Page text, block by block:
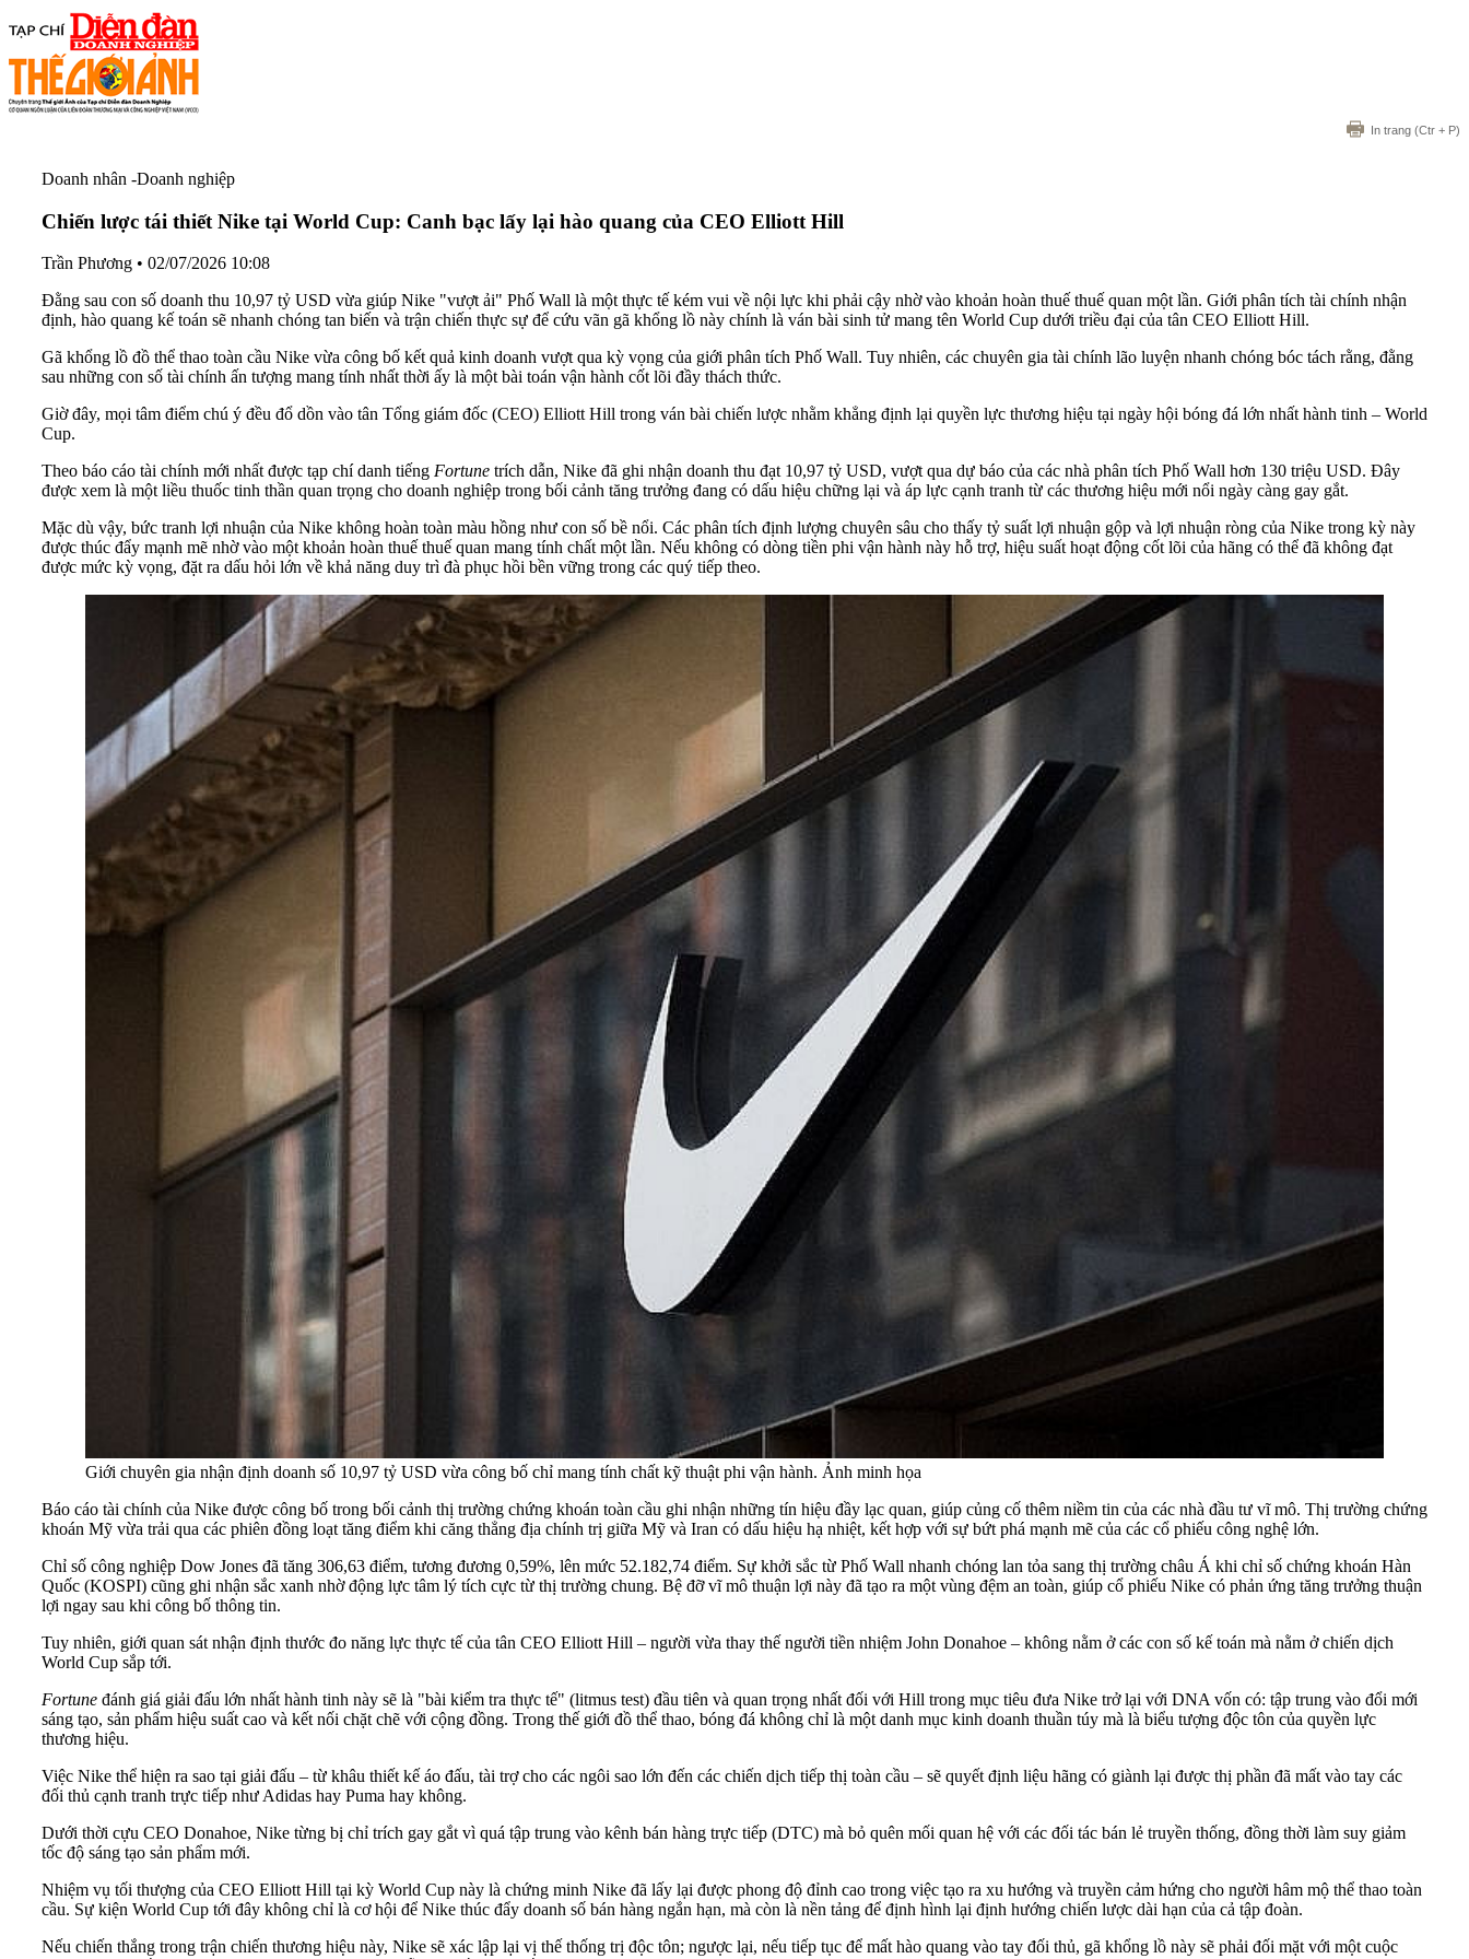
In trang (Ctr + P)
Doanh nhân -Doanh nghiệp
Chiến lược tái thiết Nike tại World Cup: Canh bạc lấy lại hào quang của CEO Elliott Hill
Trần Phương • 02/07/2026 10:08
Đằng sau con số doanh thu 10,97 tỷ USD vừa giúp Nike "vượt ải" Phố Wall là một thực tế kém vui về nội lực khi phải cậy nhờ vào khoản hoàn thuế thuế quan một lần. Giới phân tích tài chính nhận
định, hào quang kế toán sẽ nhanh chóng tan biến và trận chiến thực sự để cứu vãn gã khổng lồ này chính là ván bài sinh tử mang tên World Cup dưới triều đại của tân CEO Elliott Hill.
Gã khổng lồ đồ thể thao toàn cầu Nike vừa công bố kết quả kinh doanh vượt qua kỳ vọng của giới phân tích Phố Wall. Tuy nhiên, các chuyên gia tài chính lão luyện nhanh chóng bóc tách rằng, đằng
sau những con số tài chính ấn tượng mang tính nhất thời ấy là một bài toán vận hành cốt lõi đầy thách thức.
Giờ đây, mọi tâm điểm chú ý đều đổ dồn vào tân Tổng giám đốc (CEO) Elliott Hill trong ván bài chiến lược nhằm khẳng định lại quyền lực thương hiệu tại ngày hội bóng đá lớn nhất hành tinh – World
Cup.
Theo báo cáo tài chính mới nhất được tạp chí danh tiếng Fortune trích dẫn, Nike đã ghi nhận doanh thu đạt 10,97 tỷ USD, vượt qua dự báo của các nhà phân tích Phố Wall hơn 130 triệu USD. Đây
được xem là một liều thuốc tinh thần quan trọng cho doanh nghiệp trong bối cảnh tăng trưởng đang có dấu hiệu chững lại và áp lực cạnh tranh từ các thương hiệu mới nổi ngày càng gay gắt.
Mặc dù vậy, bức tranh lợi nhuận của Nike không hoàn toàn màu hồng như con số bề nổi. Các phân tích định lượng chuyên sâu cho thấy tỷ suất lợi nhuận gộp và lợi nhuận ròng của Nike trong kỳ này
được thúc đẩy mạnh mẽ nhờ vào một khoản hoàn thuế thuế quan mang tính chất một lần. Nếu không có dòng tiền phi vận hành này hỗ trợ, hiệu suất hoạt động cốt lõi của hãng có thể đã không đạt
được mức kỳ vọng, đặt ra dấu hỏi lớn về khả năng duy trì đà phục hồi bền vững trong các quý tiếp theo.
Giới chuyên gia nhận định doanh số 10,97 tỷ USD vừa công bố chỉ mang tính chất kỹ thuật phi vận hành. Ảnh minh họa
Báo cáo tài chính của Nike được công bố trong bối cảnh thị trường chứng khoán toàn cầu ghi nhận những tín hiệu đầy lạc quan, giúp củng cố thêm niềm tin của các nhà đầu tư vĩ mô. Thị trường chứng
khoán Mỹ vừa trải qua các phiên đồng loạt tăng điểm khi căng thẳng địa chính trị giữa Mỹ và Iran có dấu hiệu hạ nhiệt, kết hợp với sự bứt phá mạnh mẽ của các cổ phiếu công nghệ lớn.
Chỉ số công nghiệp Dow Jones đã tăng 306,63 điểm, tương đương 0,59%, lên mức 52.182,74 điểm. Sự khởi sắc từ Phố Wall nhanh chóng lan tỏa sang thị trường châu Á khi chỉ số chứng khoán Hàn
Quốc (KOSPI) cũng ghi nhận sắc xanh nhờ động lực tâm lý tích cực từ thị trường chung. Bệ đỡ vĩ mô thuận lợi này đã tạo ra một vùng đệm an toàn, giúp cổ phiếu Nike có phản ứng tăng trưởng thuận
lợi ngay sau khi công bố thông tin.
Tuy nhiên, giới quan sát nhận định thước đo năng lực thực tế của tân CEO Elliott Hill – người vừa thay thế người tiền nhiệm John Donahoe – không nằm ở các con số kế toán mà nằm ở chiến dịch
World Cup sắp tới.
Fortune đánh giá giải đấu lớn nhất hành tinh này sẽ là "bài kiểm tra thực tế" (litmus test) đầu tiên và quan trọng nhất đối với Hill trong mục tiêu đưa Nike trở lại với DNA vốn có: tập trung vào đổi mới
sáng tạo, sản phẩm hiệu suất cao và kết nối chặt chẽ với cộng đồng. Trong thế giới đồ thể thao, bóng đá không chỉ là một danh mục kinh doanh thuần túy mà là biểu tượng độc tôn của quyền lực
thương hiệu.
Việc Nike thể hiện ra sao tại giải đấu – từ khâu thiết kế áo đấu, tài trợ cho các ngôi sao lớn đến các chiến dịch tiếp thị toàn cầu – sẽ quyết định liệu hãng có giành lại được thị phần đã mất vào tay các
đối thủ cạnh tranh trực tiếp như Adidas hay Puma hay không.
Dưới thời cựu CEO Donahoe, Nike từng bị chỉ trích gay gắt vì quá tập trung vào kênh bán hàng trực tiếp (DTC) mà bỏ quên mối quan hệ với các đối tác bán lẻ truyền thống, đồng thời làm suy giảm
tốc độ sáng tạo sản phẩm mới.
Nhiệm vụ tối thượng của CEO Elliott Hill tại kỳ World Cup này là chứng minh Nike đã lấy lại được phong độ đỉnh cao trong việc tạo ra xu hướng và truyền cảm hứng cho người hâm mộ thể thao toàn
cầu. Sự kiện World Cup tới đây không chỉ là cơ hội để Nike thúc đẩy doanh số bán hàng ngắn hạn, mà còn là nền tảng để định hình lại định hướng chiến lược dài hạn của cả tập đoàn.
Nếu chiến thắng trong trận chiến thương hiệu này, Nike sẽ xác lập lại vị thế thống trị độc tôn; ngược lại, nếu tiếp tục để mất hào quang vào tay đối thủ, gã khổng lồ này sẽ phải đối mặt với một cuộc